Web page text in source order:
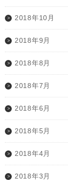
2018年10月
2018年9月
2018年8月
2018年7月
2018年6月
2018年5月
2018年4月
2018年3月